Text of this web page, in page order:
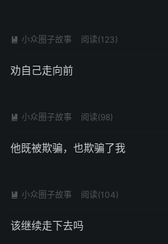
 小众圈子故事 阅读(123)
劝自己走向前
 小众圈子故事 阅读(98)
他既被欺骗，也欺骗了我
 小众圈子故事 阅读(104)
该继续走下去吗